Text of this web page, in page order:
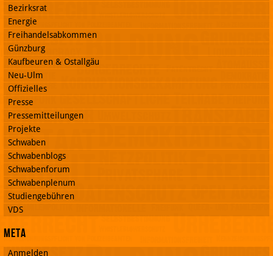
Bezirksrat
Energie
Freihandelsabkommen
Günzburg
Kaufbeuren & Ostallgäu
Neu-Ulm
Offizielles
Presse
Pressemitteilungen
Projekte
Schwaben
Schwabenblogs
Schwabenforum
Schwabenplenum
Studiengebühren
VDS
Meta
Anmelden